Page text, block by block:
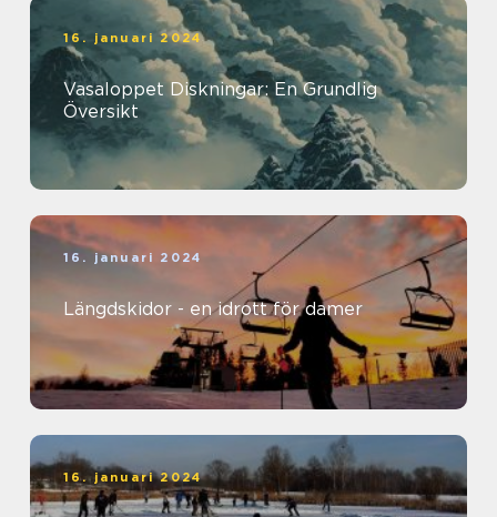
16. januari 2024
Vasaloppet Diskningar: En Grundlig
Översikt
16. januari 2024
Längdskidor - en idrott för damer
16. januari 2024